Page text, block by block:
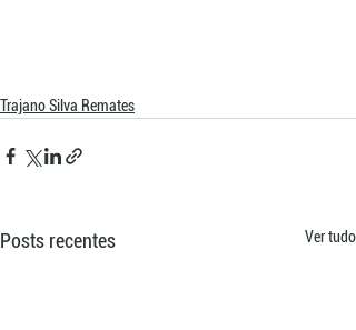
Trajano Silva Remates
Posts recentes Ver tudo